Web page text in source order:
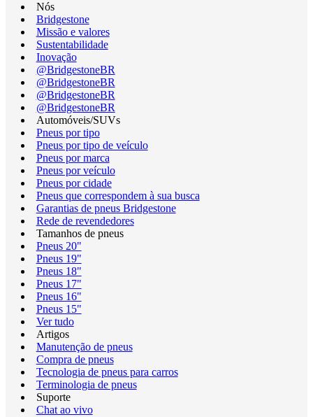
Nós
Bridgestone
Missão e valores
Sustentabilidade
Inovação
@BridgestoneBR
@BridgestoneBR
@BridgestoneBR
@BridgestoneBR
Automóveis/SUVs
Pneus por tipo
Pneus por tipo de veículo
Pneus por marca
Pneus por veículo
Pneus por cidade
Pneus que correspondem à sua busca
Garantias de pneus Bridgestone
Rede de revendedores
Tamanhos de pneus
Pneus 20"
Pneus 19"
Pneus 18"
Pneus 17"
Pneus 16"
Pneus 15"
Ver tudo
Artigos
Manutenção de pneus
Compra de pneus
Tecnologia de pneus para carros
Terminologia de pneus
Suporte
Chat ao vivo